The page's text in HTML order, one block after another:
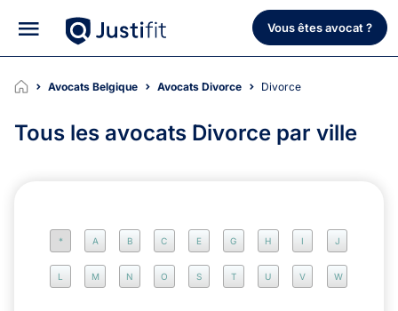
Vous êtes avocat ?
Avocats Belgique Avocats Divorce Divorce
Tous les avocats Divorce par ville
* A B C E G H I J
L M N O S T U V W